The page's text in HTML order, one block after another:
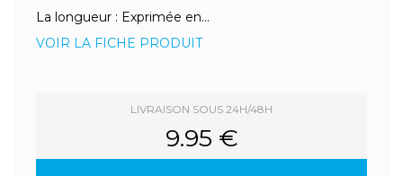
La longueur : Exprimée en...
VOIR LA FICHE PRODUIT
LIVRAISON SOUS 24H/48H
9.95 €